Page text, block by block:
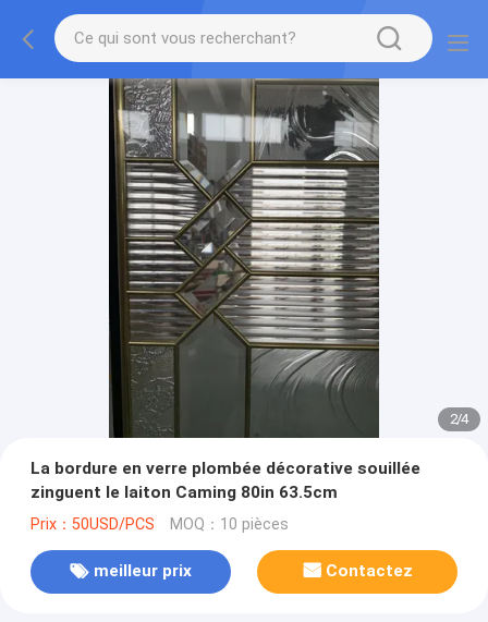
2/4
La bordure en verre plombée décorative souillée
zinguent le laiton Caming 80in 63.5cm
Prix：50USD/PCS MOQ：10 pièces
meilleur prix Contactez